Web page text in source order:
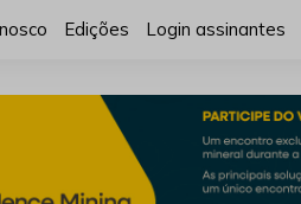
Edições Login assinantes